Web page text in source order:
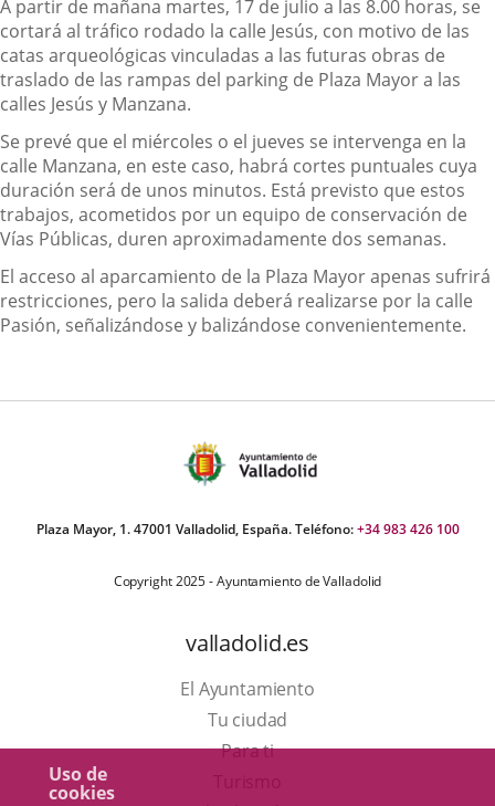
Uso de
cookies
Descripción
A partir de mañana martes, 17 de julio a las 8.00 horas, se
cortará al tráfico rodado la calle Jesús, con motivo de las
catas arqueológicas vinculadas a las futuras obras de
traslado de las rampas del parking de Plaza Mayor a las
calles Jesús y Manzana.
Se prevé que el miércoles o el jueves se intervenga en la
calle Manzana, en este caso, habrá cortes puntuales cuya
duración será de unos minutos. Está previsto que estos
trabajos, acometidos por un equipo de conservación de
Vías Públicas, duren aproximadamente dos semanas.
El acceso al aparcamiento de la Plaza Mayor apenas sufrirá
restricciones, pero la salida deberá realizarse por la calle
Pasión, señalizándose y balizándose convenientemente.
Plaza Mayor, 1. 47001 Valladolid, España. Teléfono:+34 983 426 100
Copyright 2025 - Ayuntamiento de Valladolid
valladolid.es
El Ayuntamiento
Tu ciudad
Para ti